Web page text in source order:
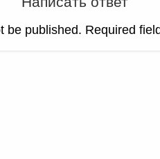
be published. Required